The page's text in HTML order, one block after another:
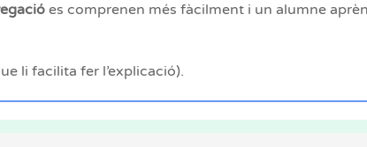
es comprenen més fàcilment i un alumne
li facilita fer l’explicació).